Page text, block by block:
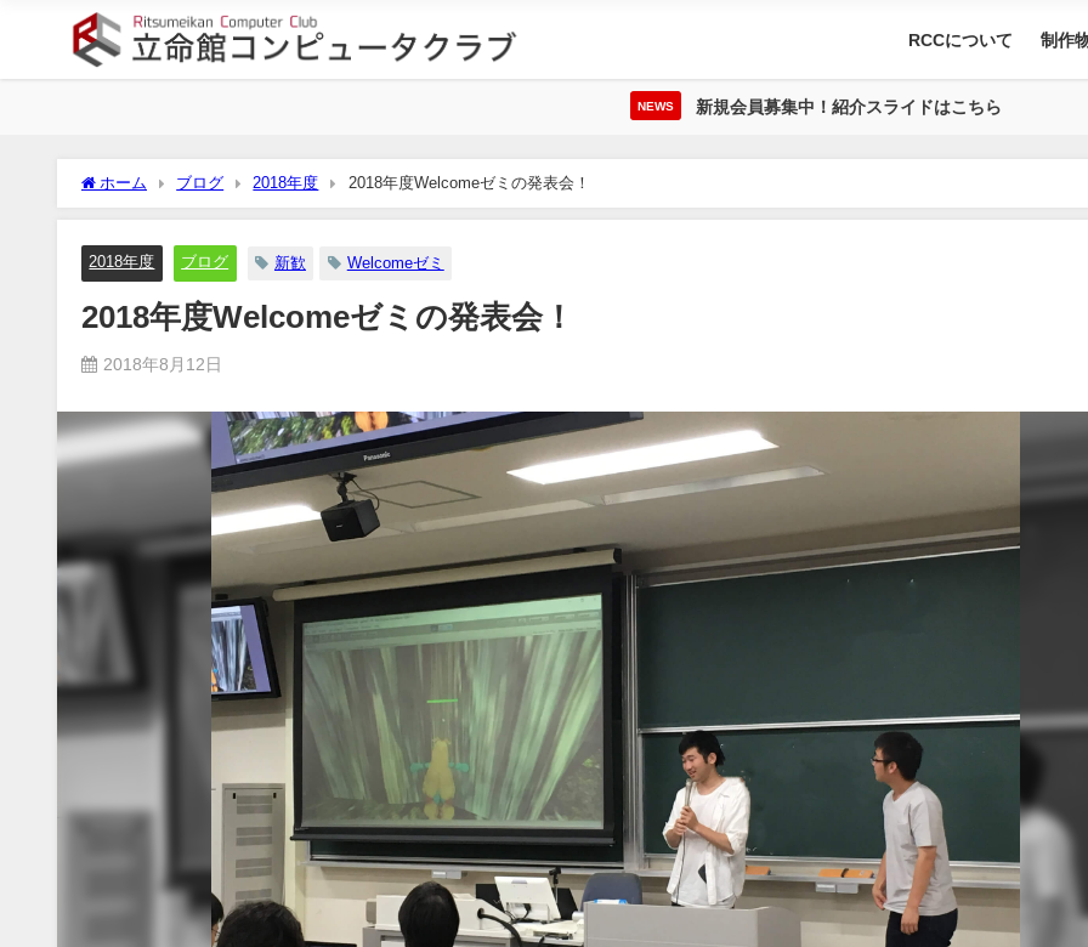
RCCについて 制作
NEWS 新規会員募集中！紹介スライドはこちら
ホーム ブログ 2018年度 2018年度Welcomeゼミの発表会！
2018年度 ブログ 新歓 Welcomeゼミ
2018年度Welcomeゼミの発表会！
2018年8月12日